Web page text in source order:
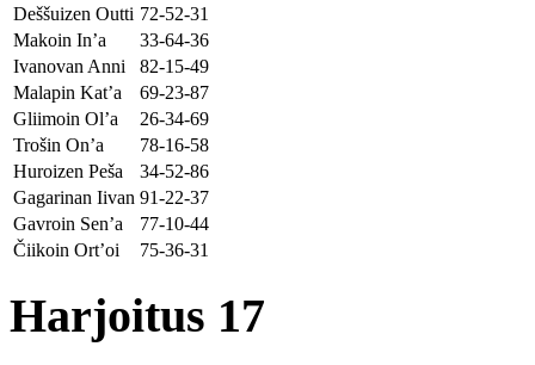
Deššuizen Outti 72-52-31
Makoin In’a
33-64-36
Ivanovan Anni
82-15-49
Malapin Kat’a
69-23-87
Gliimoin Ol’a
26-34-69
Trošin On’a
78-16-58
Huroizen Peša
34-52-86
Gagarinan Iivan 91-22-37
Gavroin Sen’a
77-10-44
Čiikoin Ort’oi
75-36-31
Harjoitus 17